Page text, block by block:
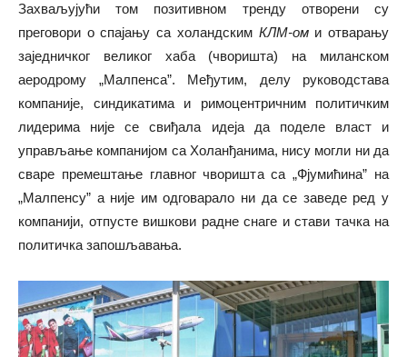
Захваљујући том позитивном тренду отворени су
преговори о спајању са холандским КЛМ-оми отварању
заједничког великог хаба (чворишта) на миланском
аеродрому „Малпенса”. Међутим, делу руководстава
компаније, синдикатима и римоцентричним политичким
лидерима није се свиђала идеја да поделе власт и
управљање компанијом са Холанђанима, нису могли ни да
сваре премештање главног чворишта са „Фјумићина” на
„Малпенсу” а није им одговарало ни да се заведе ред у
компанији, отпусте вишкови радне снаге и стави тачка на
политичка запошљавања.